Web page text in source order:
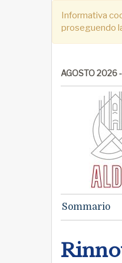
Informativa
proseguendo
AGOSTO 2026
Sommario